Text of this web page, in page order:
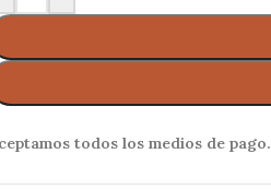
todos los medios de pago.